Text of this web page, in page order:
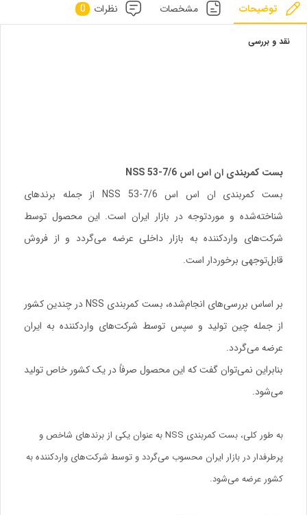
توضیحات مشخصات نظرات 0
نقد و بررسی
بست کمربندی ان اس اس NSS 53-7/6
بست کمربندی ان اس اس NSS 53-7/6 از جمله برندهای
شناخته‌شده و مورد‌توجه در بازار ایران است. این محصول توسط
شرکت‌های واردکننده به بازار داخلی عرضه می‌گردد و از فروش
قابل‌توجهی برخوردار است.
بر اساس بررسی‌های انجام‌شده، بست کمربندی NSS در چندین کشور
از جمله چین تولید و سپس توسط شرکت‌های واردکننده به ایران
عرضه می‌گردد.
بنابراین نمی‌توان گفت که این محصول صرفاً در یک کشور خاص تولید
می‌شود.
به طور کلی، بست کمربندی NSS به عنوان یکی از برندهای شاخص و
پرطرفدار در بازار ایران محسوب می‌گردد و توسط شرکت‌های واردکننده به
کشور عرضه می‌شود.